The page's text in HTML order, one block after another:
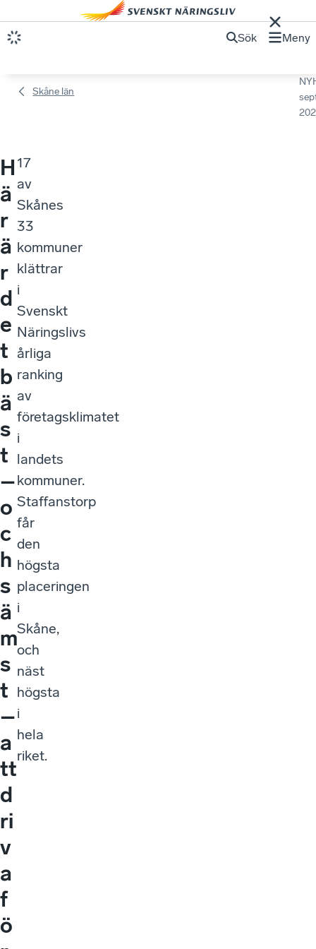
Sök Meny
Skåne län
H
ä
r
ä
r
d
e
t
b
ä
s
t
–
o
c
h
s
ä
m
s
t
–
a
tt
d
ri
v
a
f
ö
17
av
Skånes
33
kommuner
klättrar
i
Svenskt
Näringslivs
årliga
ranking
av
företagsklimatet
i
landets
kommuner.
Staffanstorp
får
den
högsta
placeringen
i
Skåne,
och
näst
högsta
i
hela
riket.